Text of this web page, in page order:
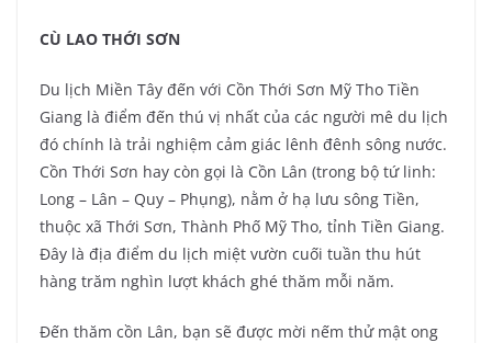
CÙ LAO THỚI SƠN
Du lịch Miền Tây đến với Cồn Thới Sơn Mỹ Tho Tiền
Giang là điểm đến thú vị nhất của các người mê du lịch
đó chính là trải nghiệm cảm giác lênh đênh sông nước.
Cồn Thới Sơn hay còn gọi là Cồn Lân (trong bộ tứ linh:
Long – Lân – Quy – Phụng), nằm ở hạ lưu sông Tiền,
thuộc xã Thới Sơn, Thành Phố Mỹ Tho, tỉnh Tiền Giang.
Đây là địa điểm du lịch miệt vườn cuối tuần thu hút
hàng trăm nghìn lượt khách ghé thăm mỗi năm.
Đến thăm cồn Lân, bạn sẽ được mời nếm thử mật ong